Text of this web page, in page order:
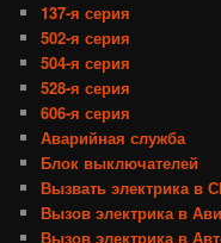
137-я серия
502-я серия
504-я серия
528-я серия
606-я серия
Аварийная служба
Блок выключателей
Вызвать электрика в
Вызов электрика в
Вызов электрика в